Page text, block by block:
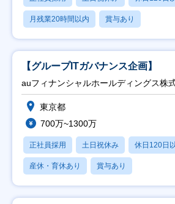
月残業20時間以内 賞与あり
【グループITガバナンス企画】
auフィナンシャルホールディングス株
東京都
700万~1300万
正社員採用 土日祝休み 休日120日
産休・育休あり 賞与あり